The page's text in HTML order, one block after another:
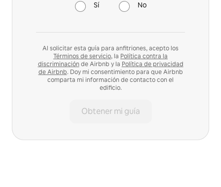
Sí No
Al solicitar esta guía para anfitriones, acepto los
Términos de servicio, la Política contra la
discriminación de Airbnb y la Política de privacidad
de Airbnb. Doy mi consentimiento para que Airbnb
comparta mi información de contacto con el
edificio.
Obtener mi guía